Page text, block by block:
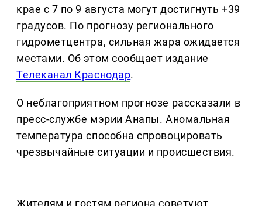
крае с 7 по 9 августа могут достигнуть +39
градусов. По прогнозу регионального
гидрометцентра, сильная жара ожидается
местами. Об этом сообщает издание
Телеканал Краснодар.
О неблагоприятном прогнозе рассказали в
пресс-службе мэрии Анапы. Аномальная
температура способна спровоцировать
чрезвычайные ситуации и происшествия.
Жителям и гостям региона советуют